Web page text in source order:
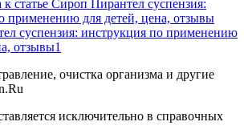
суспензия: инструкция по применению
отзывы1
исключительно в справочных